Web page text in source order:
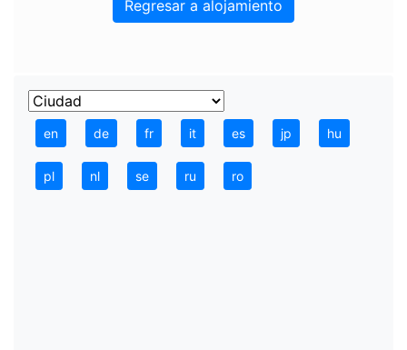
Regresar a alojamiento
en de fr it es jp hu
pl nl se ru ro